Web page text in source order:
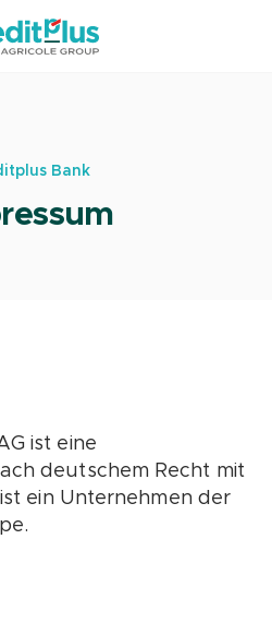
Bank
ist eine
deutschem Recht mit
ein Unternehmen der